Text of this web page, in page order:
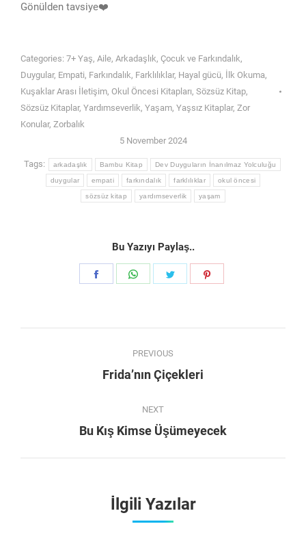
Gönülden tavsiye❤️
Categories: 7+ Yaş, Aile, Arkadaşlık, Çocuk ve Farkındalık,
Duygular, Empati, Farkındalık, Farklılıklar, Hayal gücü, İlk Okuma,
Kuşaklar Arası İletişim, Okul Öncesi Kitapları, Sözsüz Kitap,
Sözsüz Kitaplar, Yardımseverlik, Yaşam, Yaşsız Kitaplar, Zor
Konular, Zorbalık
5 November 2024
Tags: arkadaşlık Bambu Kitap Dev Duyguların İnanılmaz Yolculuğu
duygular empati farkındalık farklılıklar okul öncesi
sözsüz kitap yardımseverlik yaşam
Bu Yazıyı Paylaş..
Share
navigation
PREVIOUS
Previous
Frida’nın Çiçekleri
NEXT
Next
Bu Kış Kimse Üşümeyecek
İlgili Yazılar